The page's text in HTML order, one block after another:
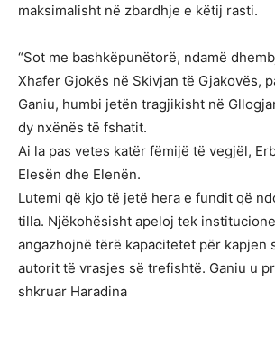
maksimalisht në zbardhje e këtij rasti.
“Sot me bashkëpunëtorë, ndamë
Xhafer Gjokës në Skivjan të Gjakovës,
Ganiu, humbi jetën tragjikisht në
dy nxënës të fshatit.
Ai la pas vetes katër fëmijë të vegjël,
Elesën dhe Elenën.
Lutemi që kjo të jetë hera e fundit që
tilla. Njëkohësisht apeloj tek
angazhojnë tërë kapacitetet për kapjen
autorit të vrasjes së trefishtë. Ganiu u
shkruar Haradina